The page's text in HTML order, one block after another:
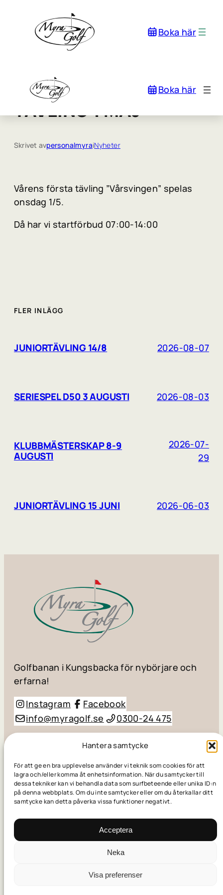
Hantera samtycke
För att ge en bra upplevelse använder vi teknik som cookies för att
lagra och/eller komma åt enhetsinformation. När du samtycker till
dessa tekniker kan vi behandla data som surfbeteende eller unika ID:n
på denna webbplats. Om du inte samtycker eller om du återkallar ditt
samtycke kan detta påverka vissa funktioner negativt.
Acceptera
Neka
Visa preferenser
Boka här
Boka här
TÄVLING 1 MAJ
Skrivet avpersonalmyraiNyheter
Vårens första tävling ”Vårsvingen” spelas
onsdag 1/5.
Då har vi startförbud 07:00-14:00
FLER INLÄGG
JUNIORTÄVLING 14/8 2026-08-07
SERIESPEL D50 3 AUGUSTI 2026-08-03
KLUBBMÄSTERSKAP 8-9
AUGUSTI
2026-07-
29
JUNIORTÄVLING 15 JUNI 2026-06-03
Golfbanan i Kungsbacka för nybörjare och
erfarna!
Instagram
Facebook
info@myragolf.se
0300-24 475
© Myra Golf AB / Småhögevägen 110, 434 98
Skapad avGolfpress
© Myra Golf AB / Småhögevägen 110, 434 98
Golfpress